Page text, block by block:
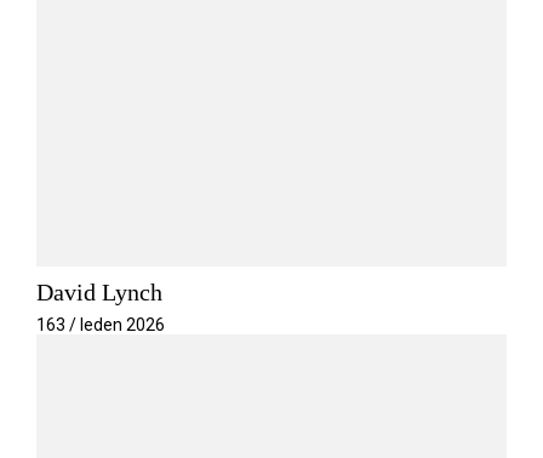
David Lynch
163 / leden 2026